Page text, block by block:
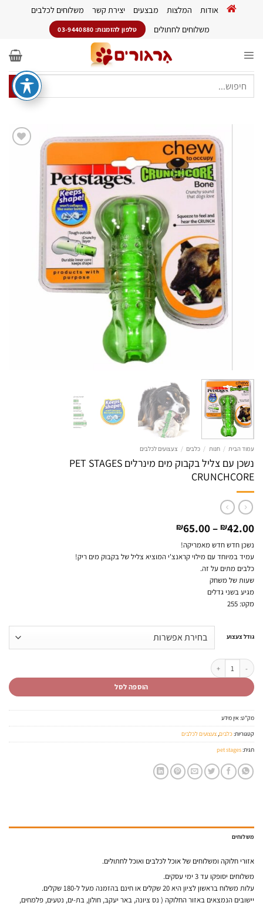
אודות המלצות מבצעים יצירת קשר
משלוחים לכלבים
משלוחים לחתולים
טלפון להזמנות: 03-9440880
עמוד הבית / חנות / כלבים / צעצועים לכלבים
נשכן עם צליל בקבוק מים מינרלים PET STAGES
CRUNCHCORE
₪42.00
–
₪65.00 טווח
עד
נשכן חדש חדש מאמריקה!
עמיד במיוחד עם מילוי קראנצ'י המוציא צליל של בקבוק מים ריק!
כלבים מתים על זה.
שעות של משחק
מגיע בשני גדלים
מקט: 255
גודל צעצוע
כמות של נשכן עם צליל בקבוק מים מינרלים PET STAGES CRUNCHCORE
הוספה לסל
מק"ט: אין מידע
קטגוריות:כלבים צעצועים לכלבים
תגית:pet stages
משלוחים
אזורי חלוקה ומשלוחים של אוכל לכלבים ואוכל לחתולים.
משלוחים יסופקו עד 3 ימי עסקים.
עלות משלוח בראשון לציון היא 20 שקלים או חינם בהזמנה מעל ל-180 שקלים.
יישובים הנמצאים באזור החלוקה ( נס ציונה, באר יעקב, חולון, בת-ים, נטעים, פלמחים,